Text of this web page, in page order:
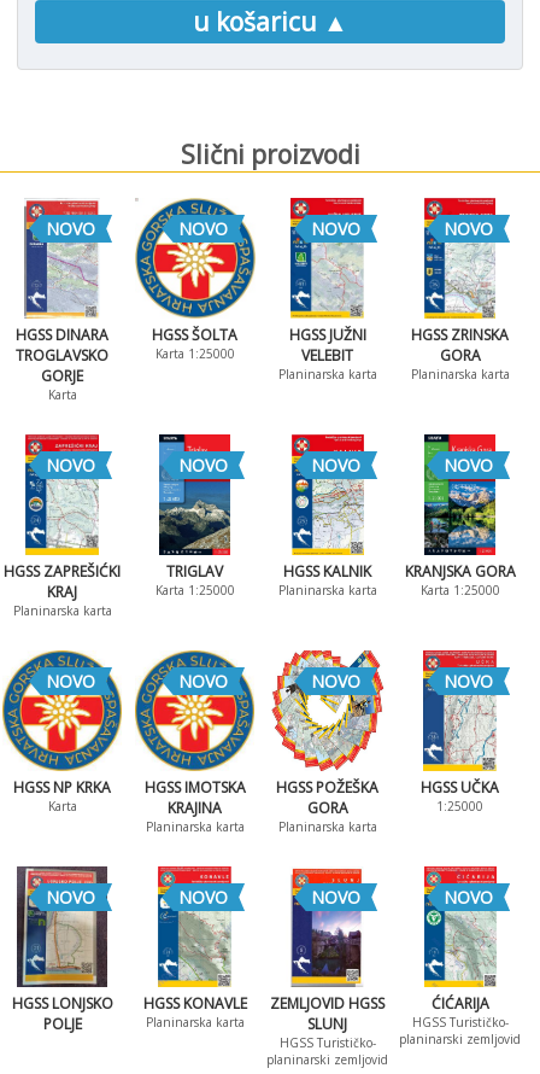
u košaricu ▲
Slični proizvodi
NOVO
HGSS DINARA
TROGLAVSKO
GORJE
Karta
NOVO
HGSS ŠOLTA
Karta 1:25000
NOVO
HGSS JUŽNI
VELEBIT
Planinarska karta
NOVO
HGSS ZRINSKA
GORA
Planinarska karta
NOVO
HGSS ZAPREŠIĆKI
KRAJ
Planinarska karta
NOVO
TRIGLAV
Karta 1:25000
NOVO
HGSS KALNIK
Planinarska karta
NOVO
KRANJSKA GORA
Karta 1:25000
NOVO
HGSS NP KRKA
Karta
NOVO
HGSS IMOTSKA
KRAJINA
Planinarska karta
NOVO
HGSS POŽEŠKA
GORA
Planinarska karta
NOVO
HGSS UČKA
1:25000
NOVO
HGSS LONJSKO
POLJE
NOVO
HGSS KONAVLE
Planinarska karta
NOVO
ZEMLJOVID HGSS
SLUNJ
HGSS Turističko-
planinarski zemljovid
NOVO
ĆIĆARIJA
HGSS Turističko-
planinarski zemljovid